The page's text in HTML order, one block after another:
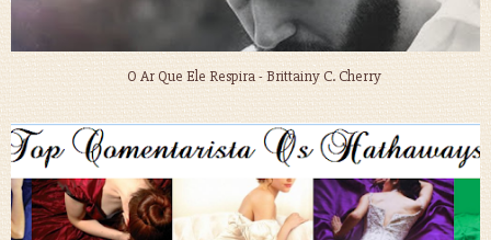
O Ar Que Ele Respira - Brittainy C. Cherry